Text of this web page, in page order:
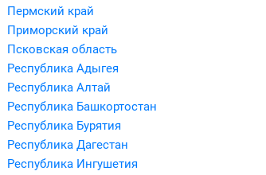
Пермский край
Приморский край
Псковская область
Республика Адыгея
Республика Алтай
Республика Башкортостан
Республика Бурятия
Республика Дагестан
Республика Ингушетия